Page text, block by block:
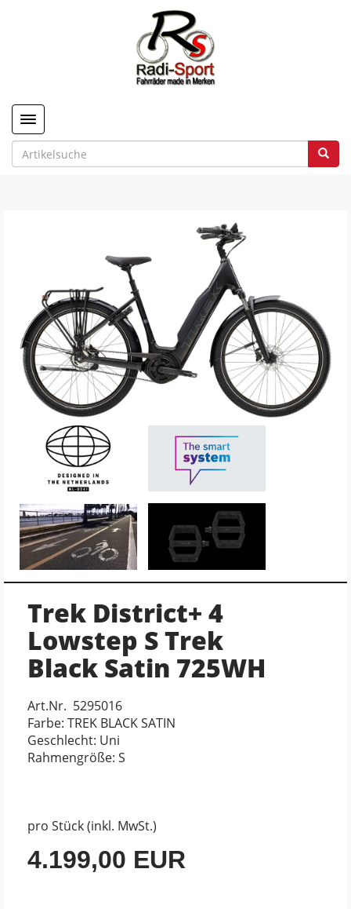
Toggle navigation
Trek District+ 4
Lowstep S Trek
Black Satin 725WH
Art.Nr. 5295016
Farbe: TREK BLACK SATIN
Geschlecht: Uni
Rahmengröße: S
pro Stück (inkl. MwSt.)
4.199,00 EUR